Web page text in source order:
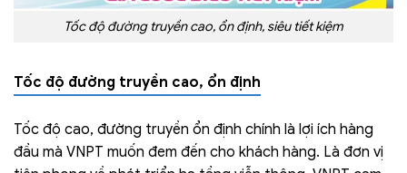
Tốc độ đường truyền cao, ổn định, siêu tiết kiệm
Tốc độ đường truyền cao, ổn định
Tốc độ cao, đường truyền ổn định chính là lợi ích hàng
đầu mà VNPT muốn đem đến cho khách hàng. Là đơn vị